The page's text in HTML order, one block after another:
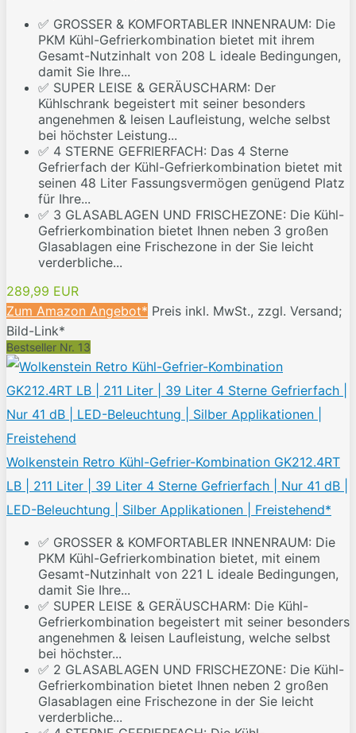
✅ GROSSER & KOMFORTABLER INNENRAUM: Die
PKM Kühl-Gefrierkombination bietet mit ihrem
Gesamt-Nutzinhalt von 208 L ideale Bedingungen,
damit Sie Ihre...
✅ SUPER LEISE & GERÄUSCHARM: Der
Kühlschrank begeistert mit seiner besonders
angenehmen & leisen Laufleistung, welche selbst
bei höchster Leistung...
✅ 4 STERNE GEFRIERFACH: Das 4 Sterne
Gefrierfach der Kühl-Gefrierkombination bietet mit
seinen 48 Liter Fassungsvermögen genügend Platz
für Ihre...
✅ 3 GLASABLAGEN UND FRISCHEZONE: Die Kühl-
Gefrierkombination bietet Ihnen neben 3 großen
Glasablagen eine Frischezone in der Sie leicht
verderbliche...
289,99 EUR
Zum Amazon Angebot* Preis inkl. MwSt., zzgl. Versand;
Bild-Link*
Bestseller Nr. 13
Wolkenstein Retro Kühl-Gefrier-Kombination GK212.4RT
LB | 211 Liter | 39 Liter 4 Sterne Gefrierfach | Nur 41 dB |
LED-Beleuchtung | Silber Applikationen | Freistehend*
✅ GROSSER & KOMFORTABLER INNENRAUM: Die
PKM Kühl-Gefrierkombination bietet, mit einem
Gesamt-Nutzinhalt von 221 L ideale Bedingungen,
damit Sie Ihre...
✅ SUPER LEISE & GERÄUSCHARM: Die Kühl-
Gefrierkombination begeistert mit seiner besonders
angenehmen & leisen Laufleistung, welche selbst
bei höchster...
✅ 2 GLASABLAGEN UND FRISCHEZONE: Die Kühl-
Gefrierkombination bietet Ihnen neben 2 großen
Glasablagen eine Frischezone in der Sie leicht
verderbliche...